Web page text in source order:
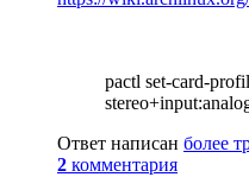
pactl set-card-
Ответ написан более
2 комментария